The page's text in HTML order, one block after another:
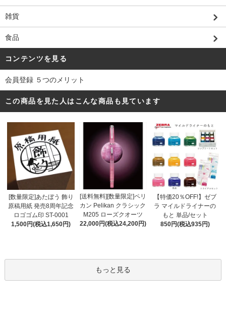
雑貨
食品
コンテンツを見る
会員登録 ５つのメリット
この商品を見た人はこんな商品も見ています
[数量限定]あたぼう 飾り
原稿用紙 発売8周年記念
ロゴゴム印 ST-0001
1,500円(税込1,650円)
[送料無料][数量限定]ペリ
カン Pelikan クラシック
M205 ローズクオーツ
22,000円(税込24,200円)
【特価20％OFF!】ゼブ
ラ マイルドライナーの
もと 単品/セット
850円(税込935円)
もっと見る